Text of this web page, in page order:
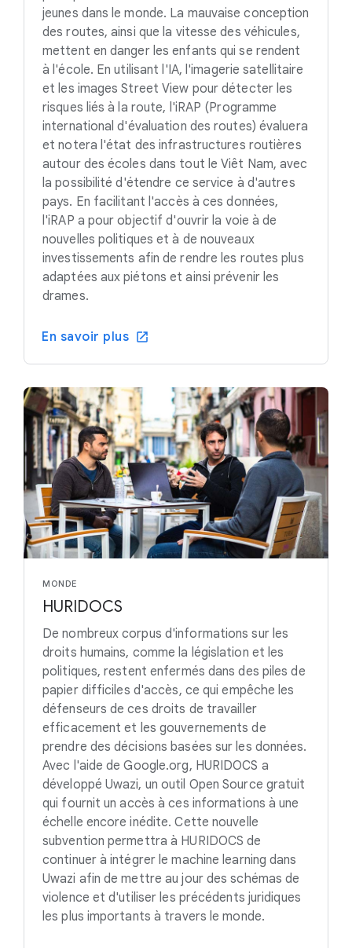
jeunes dans le monde. La mauvaise conception
des routes, ainsi que la vitesse des véhicules,
mettent en danger les enfants qui se rendent
à l'école. En utilisant l'IA, l'imagerie satellitaire
et les images Street View pour détecter les
risques liés à la route, l'iRAP (Programme
international d'évaluation des routes) évaluera
et notera l'état des infrastructures routières
autour des écoles dans tout le Viêt Nam, avec
la possibilité d'étendre ce service à d'autres
pays. En facilitant l'accès à ces données,
l'iRAP a pour objectif d'ouvrir la voie à de
nouvelles politiques et à de nouveaux
investissements afin de rendre les routes plus
adaptées aux piétons et ainsi prévenir les
drames.
En savoir plus
MONDE
HURIDOCS
De nombreux corpus d'informations sur les
droits humains, comme la législation et les
politiques, restent enfermés dans des piles de
papier difficiles d'accès, ce qui empêche les
défenseurs de ces droits de travailler
efficacement et les gouvernements de
prendre des décisions basées sur les données.
Avec l'aide de Google.org, HURIDOCS a
développé Uwazi, un outil Open Source gratuit
qui fournit un accès à ces informations à une
échelle encore inédite. Cette nouvelle
subvention permettra à HURIDOCS de
continuer à intégrer le machine learning dans
Uwazi afin de mettre au jour des schémas de
violence et d'utiliser les précédents juridiques
les plus importants à travers le monde.